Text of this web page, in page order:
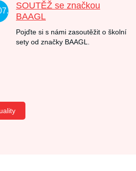
SOUTĚŽ se značkou
BAAGL
Pojďte si s námi zasoutěžit o školní
sety od značky BAAGL.